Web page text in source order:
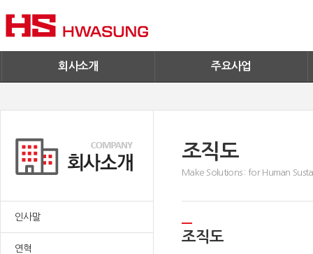
회사소개
기업IR
주요사업
인사말
연혁
조직도
Make Solutions : for Human
조직도